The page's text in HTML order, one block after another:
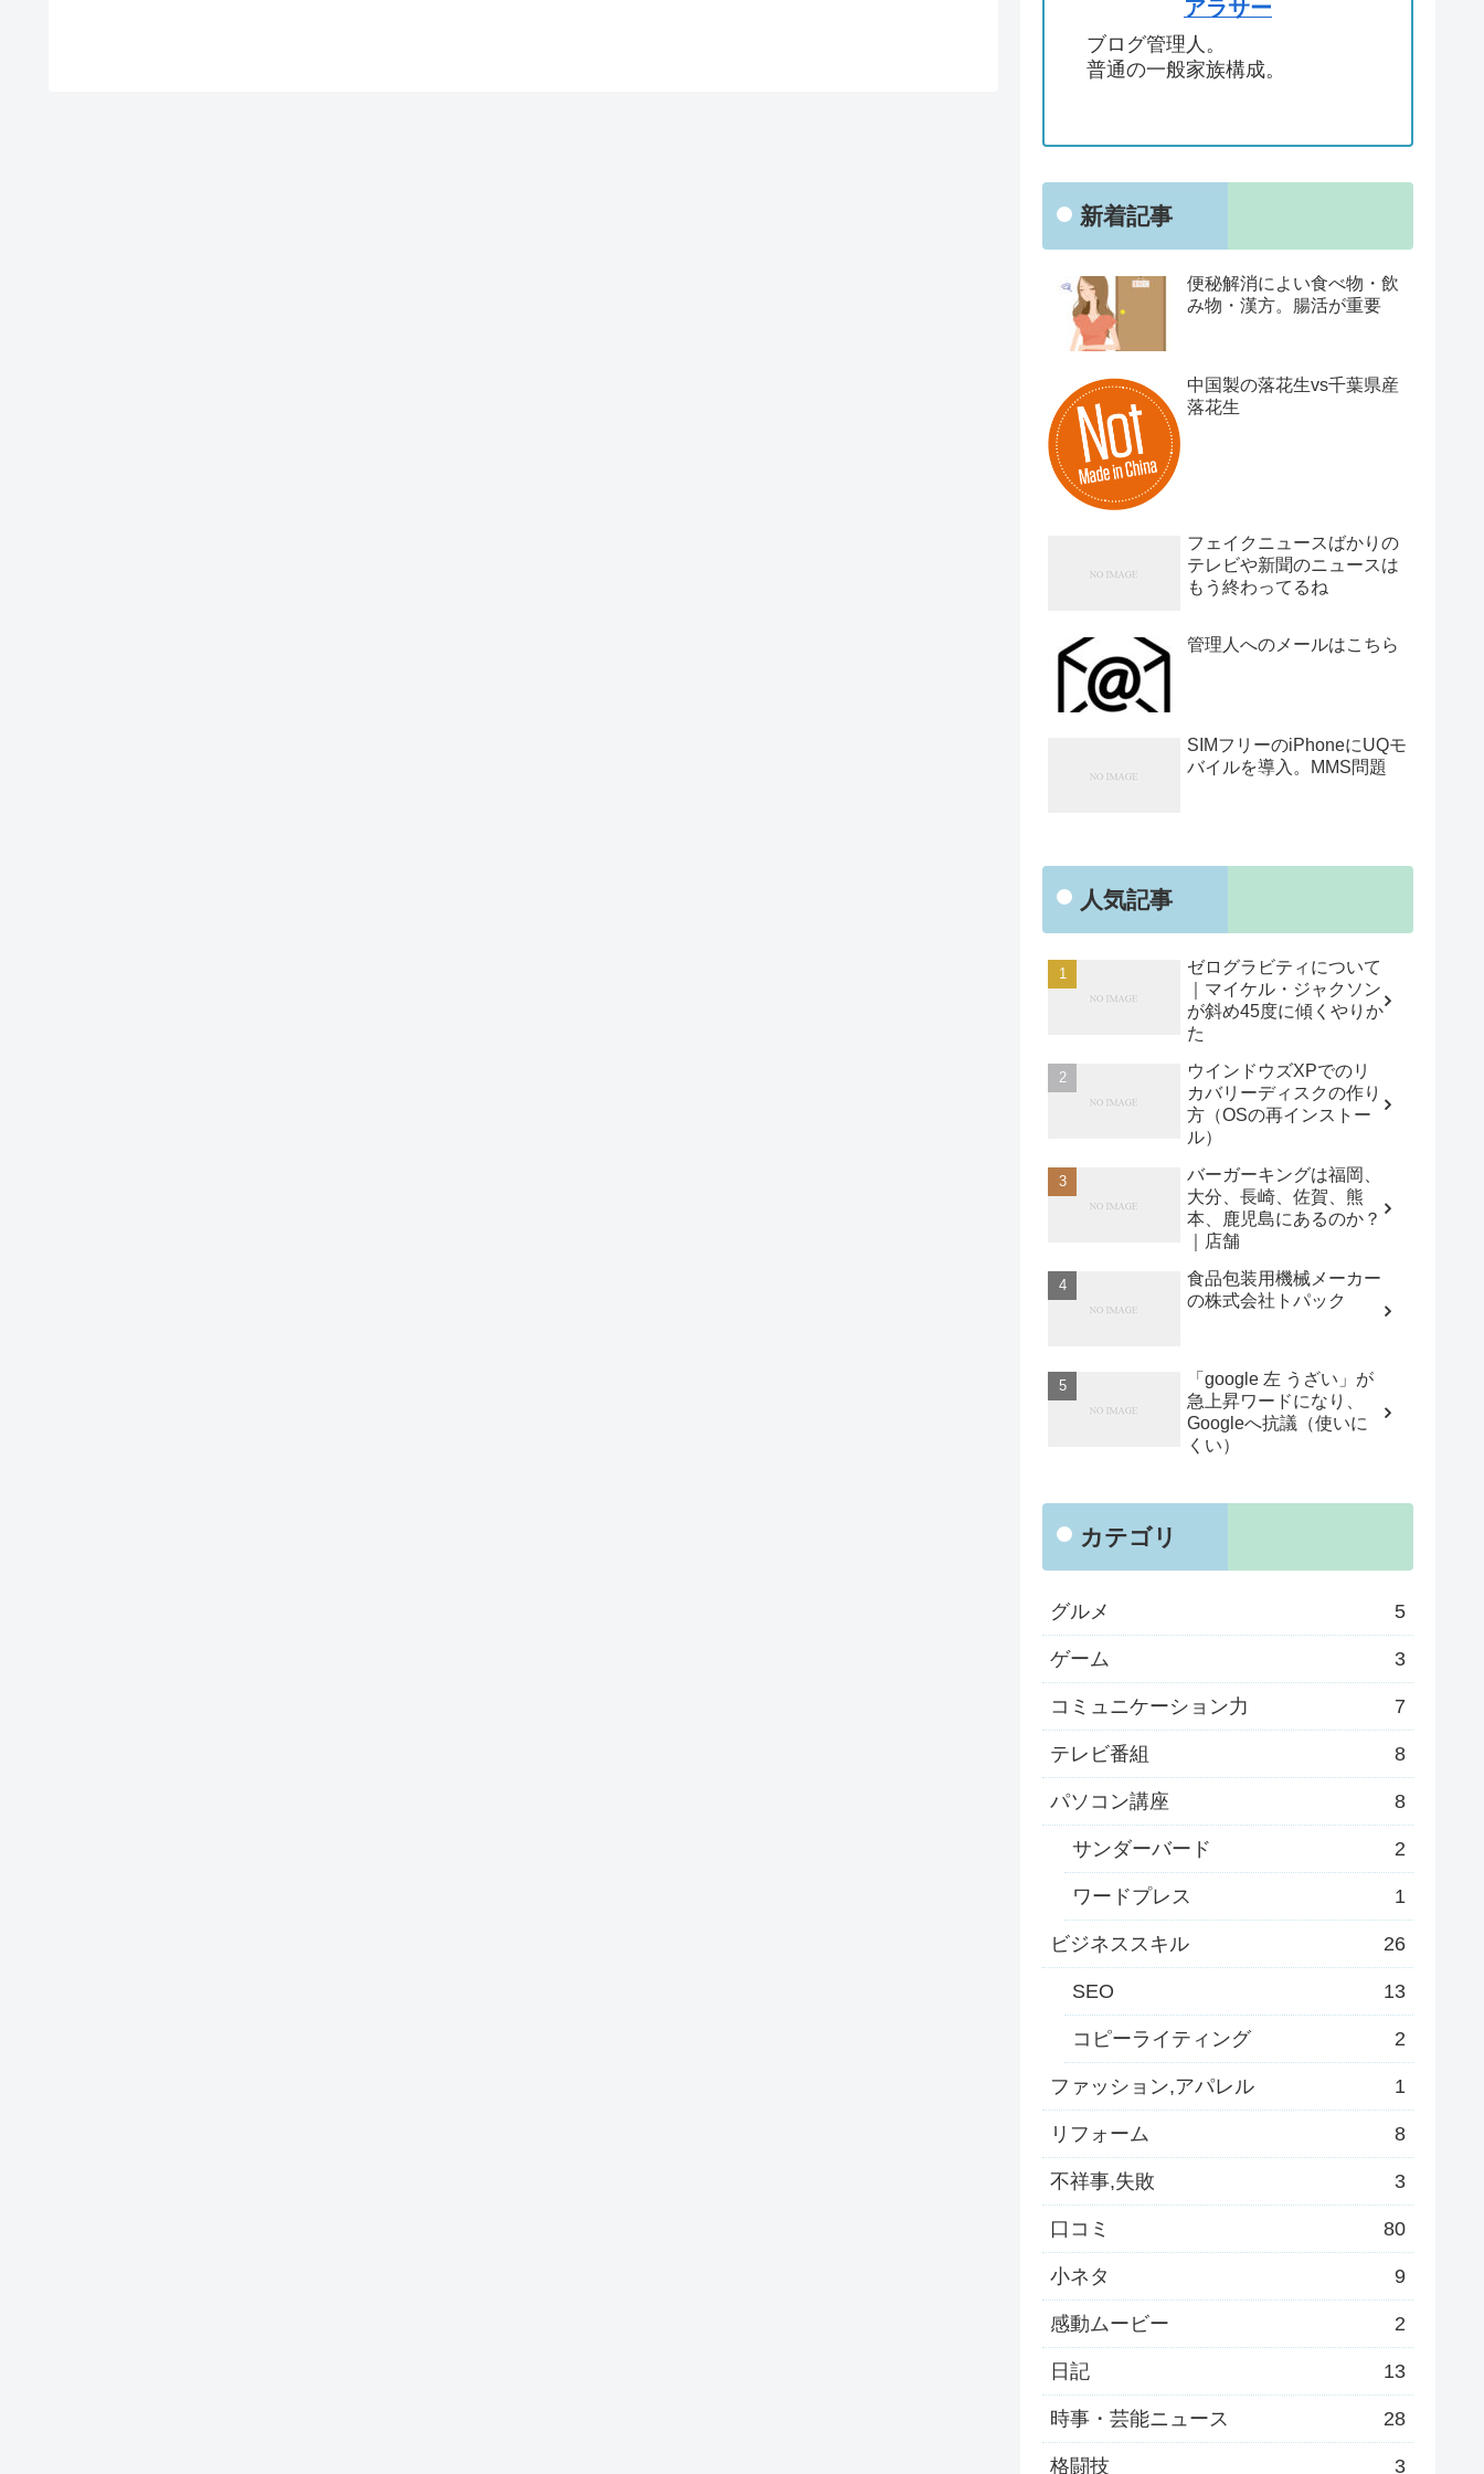
アラサー
ブログ管理人。
普通の一般家族構成。
新着記事
便秘解消によい食べ物・飲
み物・漢方。腸活が重要
中国製の落花生vs千葉県産
落花生
フェイクニュースばかりの
テレビや新聞のニュースは
もう終わってるね
管理人へのメールはこちら
SIMフリーのiPhoneにUQモ
バイルを導入。MMS問題
人気記事
ゼログラビティについて
｜マイケル・ジャクソン
が斜め45度に傾くやりか
た
ウインドウズXPでのリ
カバリーディスクの作り
方（OSの再インストー
ル）
バーガーキングは福岡、
大分、長崎、佐賀、熊
本、鹿児島にあるのか？
｜店舗
食品包装用機械メーカー
の株式会社トパック
「google 左 うざい」が
急上昇ワードになり、
Googleへ抗議（使いに
くい）
カテゴリ
グルメ 5
ゲーム 3
コミュニケーション力 7
テレビ番組 8
パソコン講座 8
サンダーバード 2
ワードプレス 1
ビジネススキル 26
SEO 13
コピーライティング 2
ファッション,アパレル 1
リフォーム 8
不祥事,失敗 3
口コミ 80
小ネタ 9
感動ムービー 2
日記 13
時事・芸能ニュース 28
格闘技 3